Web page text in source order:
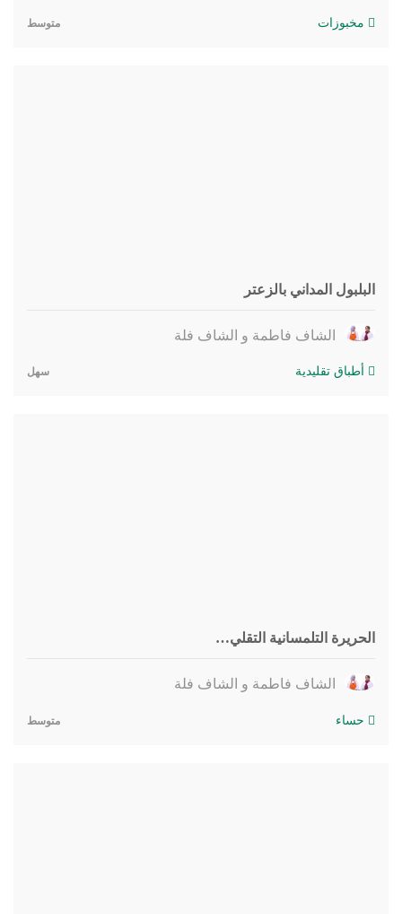
مخبوزات متوسط
البلبول المداني بالزعتر
الشاف فاطمة و الشاف فلة
أطباق تقليدية سهل
الحريرة التلمسانية التقلي…
الشاف فاطمة و الشاف فلة
حساء متوسط